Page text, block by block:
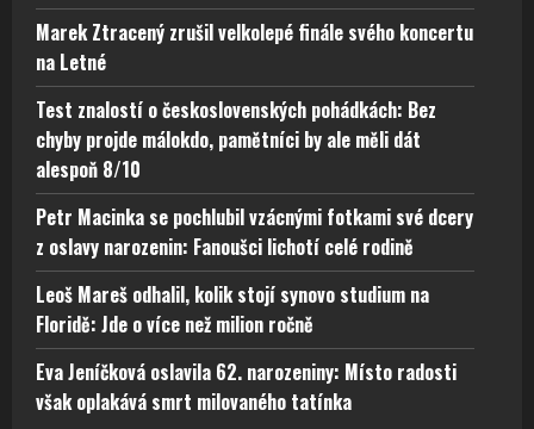
Marek Ztracený zrušil velkolepé finále svého koncertu
na Letné
Test znalostí o československých pohádkách: Bez
chyby projde málokdo, pamětníci by ale měli dát
alespoň 8/10
Petr Macinka se pochlubil vzácnými fotkami své dcery
z oslavy narozenin: Fanoušci lichotí celé rodině
Leoš Mareš odhalil, kolik stojí synovo studium na
Floridě: Jde o více než milion ročně
Eva Jeníčková oslavila 62. narozeniny: Místo radosti
však oplakává smrt milovaného tatínka